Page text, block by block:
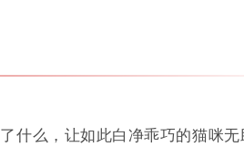
什么，让如此白净乖巧的猫咪无